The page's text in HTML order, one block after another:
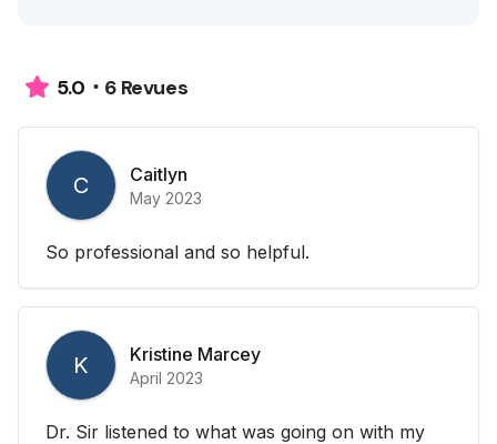
5.0 6 Revues
C Caitlyn
May 2023
So professional and so helpful.
K Kristine Marcey
April 2023
Dr. Sir listened to what was going on with my